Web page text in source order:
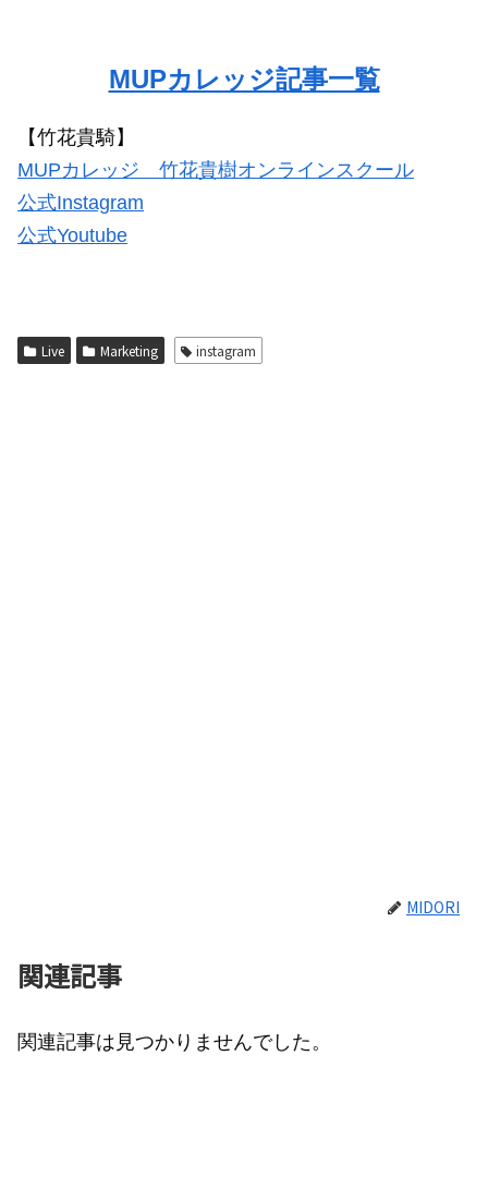
MUPカレッジ記事一覧
【竹花貴騎】
MUPカレッジ 竹花貴樹オンラインスクール
公式Instagram
公式Youtube
Live Marketing instagram
MIDORI
関連記事
関連記事は見つかりませんでした。